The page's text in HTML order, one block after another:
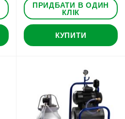
ПРИДБАТИ В ОДИН
КЛІК
КУПИТИ